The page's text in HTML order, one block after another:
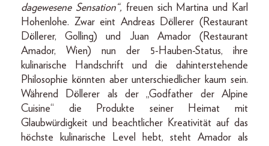
dagewesene Sensation“, freuen sich Martina und Karl
Hohenlohe. Zwar eint Andreas Döllerer (Restaurant
Döllerer, Golling) und Juan Amador (Restaurant
Amador, Wien) nun der 5-Hauben-Status, ihre
kulinarische Handschrift und die dahinterstehende
Philosophie könnten aber unterschiedlicher kaum sein.
Während Döllerer als der „Godfather der Alpine
Cuisine“ die Produkte seiner Heimat mit
Glaubwürdigkeit und beachtlicher Kreativität auf das
höchste kulinarische Level hebt, steht Amador als